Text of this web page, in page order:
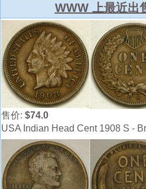
WWW 上最近出
售价: $74.0
USA Indian Head Cent 1908 S -